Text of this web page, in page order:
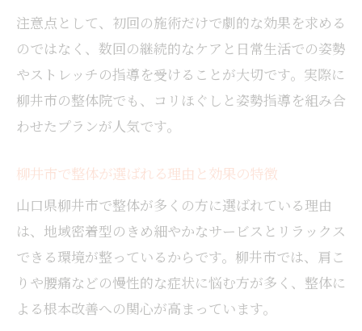
ュ
柳井市の整体施術で実感できる癒しの時間
整体による不調ケアで快適な毎日をサポー
ト
整体とリラクゼーションの違いと魅力を解
身体のバランスを整える整体の効果とは
整体が身体のバランス調整に役立つ理由
整体で姿勢改善とコリ解消を両立させる方
法
身体の歪みを整体でケアする実践ポイント
整体による根本的な体質改善の可能性とは
注意点として、初回の施術だけで劇的な効果を求める
のではなく、数回の継続的なケアと日常生活での姿勢
やストレッチの指導を受けることが大切です。実際に
柳井市の整体院でも、コリほぐしと姿勢指導を組み合
わせたプランが人気です。
柳井市で整体が選ばれる理由と効果の特徴
山口県柳井市で整体が多くの方に選ばれている理由
は、地域密着型のきめ細やかなサービスとリラックス
できる環境が整っているからです。柳井市では、肩こ
りや腰痛などの慢性的な症状に悩む方が多く、整体に
よる根本改善への関心が高まっています。